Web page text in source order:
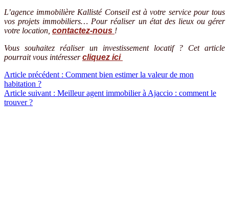
L’agence immobilière Kallisté Conseil est à votre service pour tous
vos projets immobiliers… Pour réaliser un état des lieux ou gérer
votre location, contactez-nous !
Vous souhaitez réaliser un investissement locatif ? Cet article
pourrait vous intéressercliquez ici
Navigation
de
l’article
Article précédent : Comment bien estimer la valeur de mon
habitation ?
Article suivant : Meilleur agent immobilier à Ajaccio : comment le
trouver ?